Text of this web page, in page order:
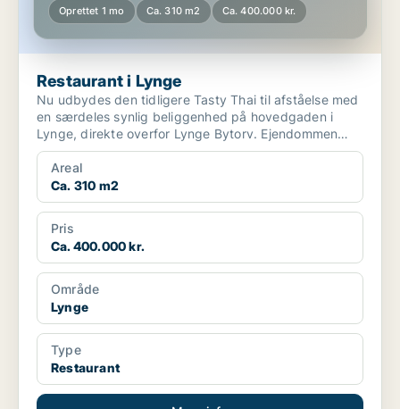
Oprettet 1 mo Ca. 310 m2 Ca. 400.000 kr.
Restaurant i Lynge
Nu udbydes den tidligere Tasty Thai til afståelse med
en særdeles synlig beliggenhed på hovedgaden i
Lynge, direkte overfor Lynge Bytorv. Ejendommen
fremstår...
Areal
Ca. 310 m2
Pris
Ca. 400.000 kr.
Område
Lynge
Type
Restaurant